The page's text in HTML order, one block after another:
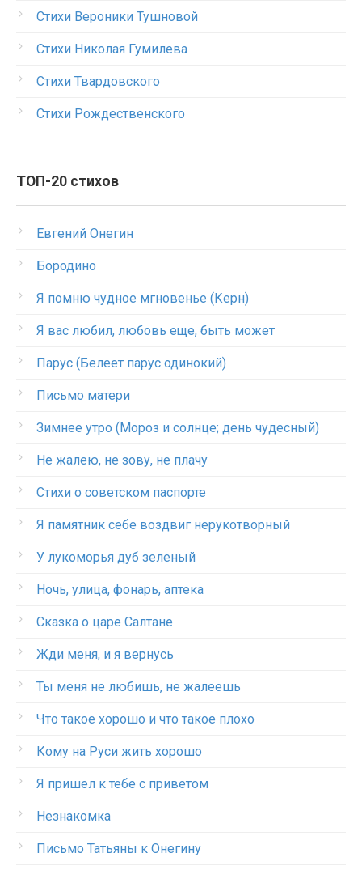
Стихи Вероники Тушновой
Стихи Николая Гумилева
Стихи Твардовского
Стихи Рождественского
ТОП-20 стихов
Евгений Онегин
Бородино
Я помню чудное мгновенье (Керн)
Я вас любил, любовь еще, быть может
Парус (Белеет парус одинокий)
Письмо матери
Зимнее утро (Мороз и солнце; день чудесный)
Не жалею, не зову, не плачу
Стихи о советском паспорте
Я памятник себе воздвиг нерукотворный
У лукоморья дуб зеленый
Ночь, улица, фонарь, аптека
Сказка о царе Салтане
Жди меня, и я вернусь
Ты меня не любишь, не жалеешь
Что такое хорошо и что такое плохо
Кому на Руси жить хорошо
Я пришел к тебе с приветом
Незнакомка
Письмо Татьяны к Онегину